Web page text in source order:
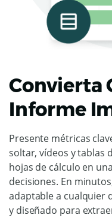
Convierta
Informe
Presente métricas
soltar, vídeos y tablas
hojas de cálculo en
decisiones. En
adaptable a cualquier
y diseñado para